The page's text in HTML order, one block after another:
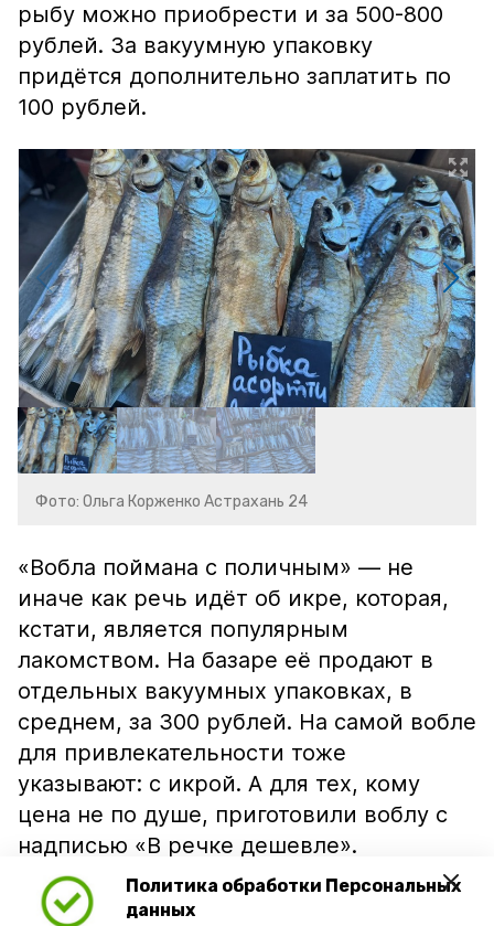
Политика обработки Персональных
данных
рыбу можно приобрести и за 500-800
рублей. За вакуумную упаковку
придётся дополнительно заплатить по
100 рублей.
Фото: Ольга Корженко Астрахань 24
«Вобла поймана с поличным» — не
иначе как речь идёт об икре, которая,
кстати, является популярным
лакомством. На базаре её продают в
отдельных вакуумных упаковках, в
среднем, за 300 рублей. На самой вобле
для привлекательности тоже
указывают: с икрой. А для тех, кому
цена не по душе, приготовили воблу с
надписью «В речке дешевле».